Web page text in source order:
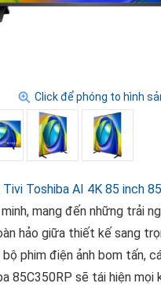
Click để phóng to hình
Toshiba AI 4K 85 inch
mang đến những trải
hảo giữa thiết kế sang
bộ phim điện ảnh bom tấn,
85C350RP sẽ tái hiện